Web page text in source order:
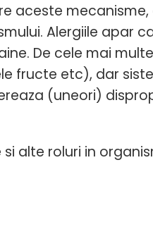
aceste
Alergiile apar
De cele mai
fructe etc), dar
(uneori)
alte roluri in